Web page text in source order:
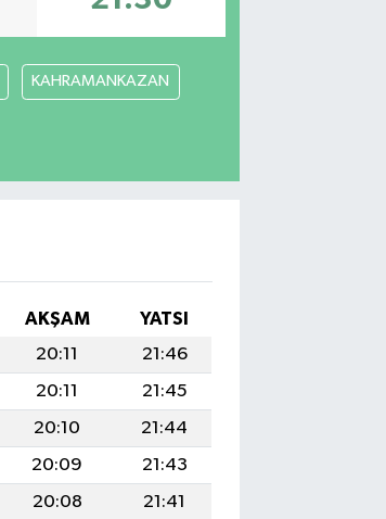
KAHRAMANKAZAN
AKŞAM
YATSI
20:11
21:46
20:11
21:45
20:10
21:44
20:09
21:43
20:08
21:41